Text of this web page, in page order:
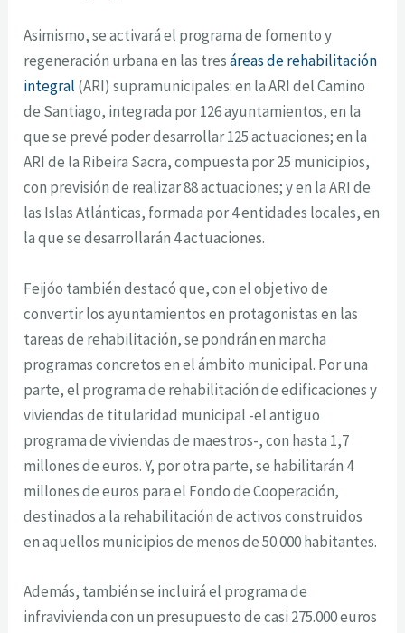
Asimismo, se activará el programa de fomento y
regeneración urbana en las tresáreas de rehabilitación
integral (ARI) supramunicipales: en la ARI del Camino
de Santiago, integrada por 126 ayuntamientos, en la
que se prevé poder desarrollar 125 actuaciones; en la
ARI de la Ribeira Sacra, compuesta por 25 municipios,
con previsión de realizar 88 actuaciones; y en la ARI de
las Islas Atlánticas, formada por 4 entidades locales, en
la que se desarrollarán 4 actuaciones.
Feijóo también destacó que, con el objetivo de
convertir los ayuntamientos en protagonistas en las
tareas de rehabilitación, se pondrán en marcha
programas concretos en el ámbito municipal. Por una
parte, el programa de rehabilitación de edificaciones y
viviendas de titularidad municipal -el antiguo
programa de viviendas de maestros-, con hasta 1,7
millones de euros. Y, por otra parte, se habilitarán 4
millones de euros para el Fondo de Cooperación,
destinados a la rehabilitación de activos construidos
en aquellos municipios de menos de 50.000 habitantes.
Además, también se incluirá el programa de
infravivienda con un presupuesto de casi 275.000 euros